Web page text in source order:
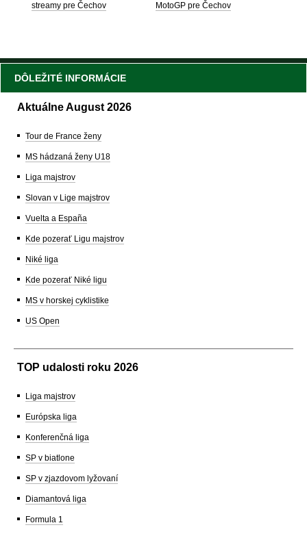
streamy pre Čechov
MotoGP pre Čechov
DÔLEŽITÉ INFORMÁCIE
Aktuálne August 2026
Tour de France ženy
MS hádzaná ženy U18
Liga majstrov
Slovan v Lige majstrov
Vuelta a España
Kde pozerať Ligu majstrov
Niké liga
Kde pozerať Niké ligu
MS v horskej cyklistike
US Open
TOP udalosti roku 2026
Liga majstrov
Európska liga
Konferenčná liga
SP v biatlone
SP v zjazdovom lyžovaní
Diamantová liga
Formula 1